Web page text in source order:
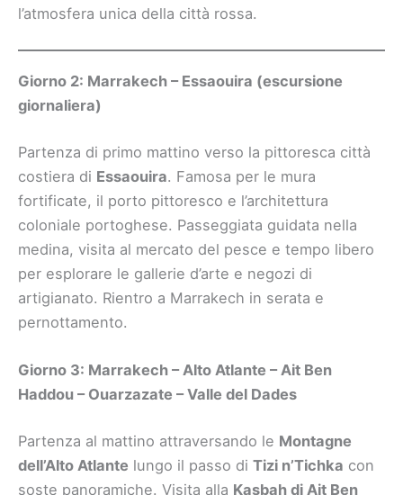
l’atmosfera unica della città rossa.
Giorno 2: Marrakech – Essaouira (escursione
giornaliera)
Partenza di primo mattino verso la pittoresca città
costiera di Essaouira. Famosa per le mura
fortificate, il porto pittoresco e l’architettura
coloniale portoghese. Passeggiata guidata nella
medina, visita al mercato del pesce e tempo libero
per esplorare le gallerie d’arte e negozi di
artigianato. Rientro a Marrakech in serata e
pernottamento.
Giorno 3: Marrakech – Alto Atlante – Ait Ben
Haddou – Ouarzazate – Valle del Dades
Partenza al mattino attraversando le Montagne
dell’Alto Atlante lungo il passo di Tizi n’Tichka con
soste panoramiche. Visita alla Kasbah di Ait Ben